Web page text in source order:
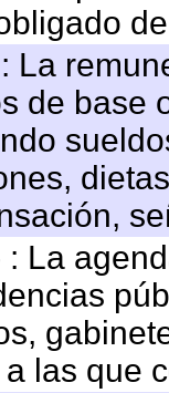
La
de base
: La
las que